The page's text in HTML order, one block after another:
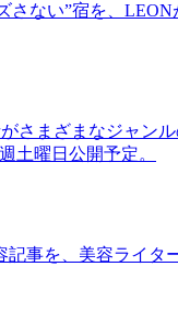
ない”宿を、
さまざまなジャン
土曜日公開予定。
事を、美容ライ